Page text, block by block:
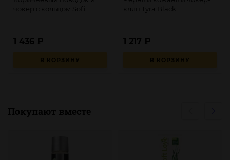
чокер с кольцом Sofi
В КОРЗИНУ
1 436 ₽
кляп Tyra Black
В КОРЗИНУ
1 217 ₽
Покупают вместе